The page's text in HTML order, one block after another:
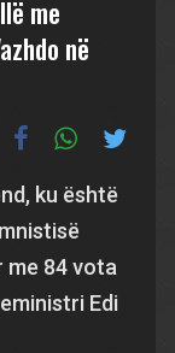
me
në
ku është
me 84 vota
Edi